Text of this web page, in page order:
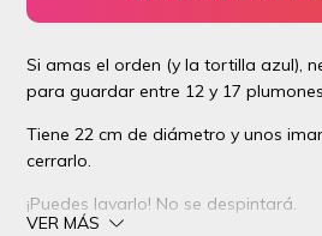
Si amas el orden (y la tortilla azul),
para guardar entre 12 y 17
Tiene 22 cm de diámetro y unos
cerrarlo.
¡Puedes lavarlo! No se despintará.
VER MÁS